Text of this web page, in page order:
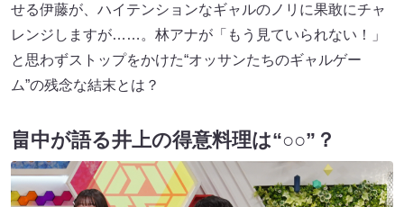
せる伊藤が、ハイテンションなギャルのノリに果敢にチャ
レンジしますが……。林アナが「もう見ていられない！」
と思わずストップをかけた“オッサンたちのギャルゲー
ム”の残念な結末とは？
畠中が語る井上の得意料理は“○○”？